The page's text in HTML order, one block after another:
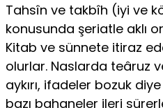
Tahsîn ve takbîh (iyi ve
konusunda şeriatle aklı
Kitab ve sünnete itiraz
olurlar. Naslarda teâruz
aykırı, ifadeler bozuk
bazı bahaneler ileri